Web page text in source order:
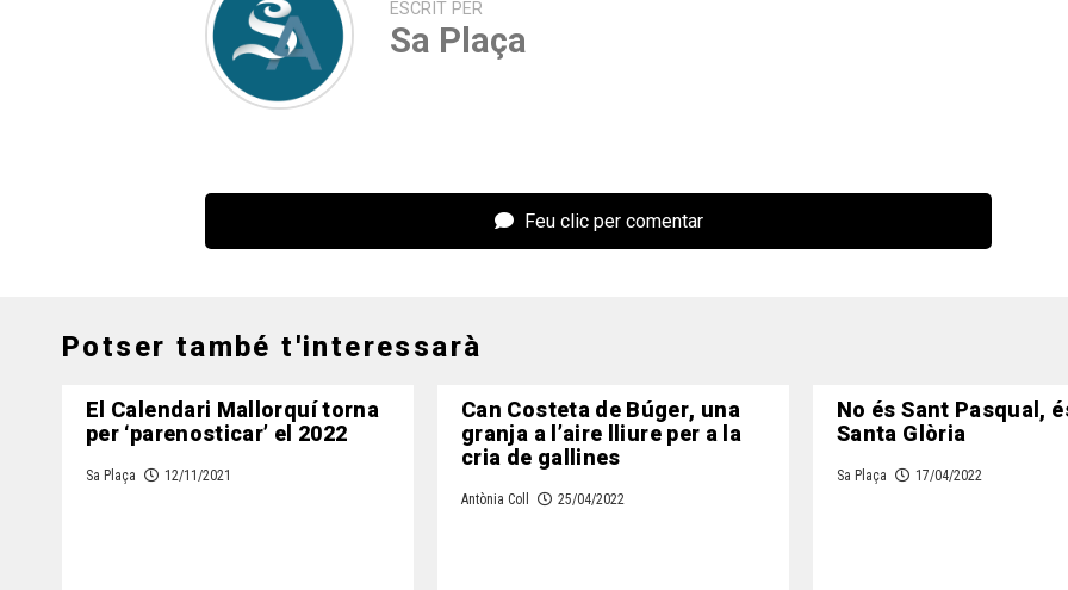
ESCRIT PER
Sa Plaça
Feu clic per comentar
Potser també t'interessarà
El Calendari Mallorquí torna
per ‘parenosticar’ el 2022
Sa Plaça 12/11/2021
Can Costeta de Búger, una
granja a l’aire lliure per a la
cria de gallines
Antònia Coll 25/04/2022
No és Sant Pasqual,
Santa Glòria
Sa Plaça 17/04/2022